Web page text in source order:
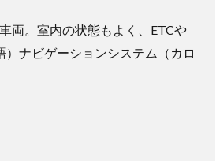
両。室内の状態もよく、ETCや
ナビゲーションシステム（カロ